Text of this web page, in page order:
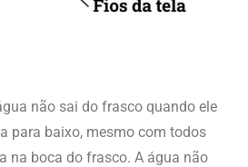
não sai do frasco quando ele
para baixo, mesmo com todos
na boca do frasco. A água não